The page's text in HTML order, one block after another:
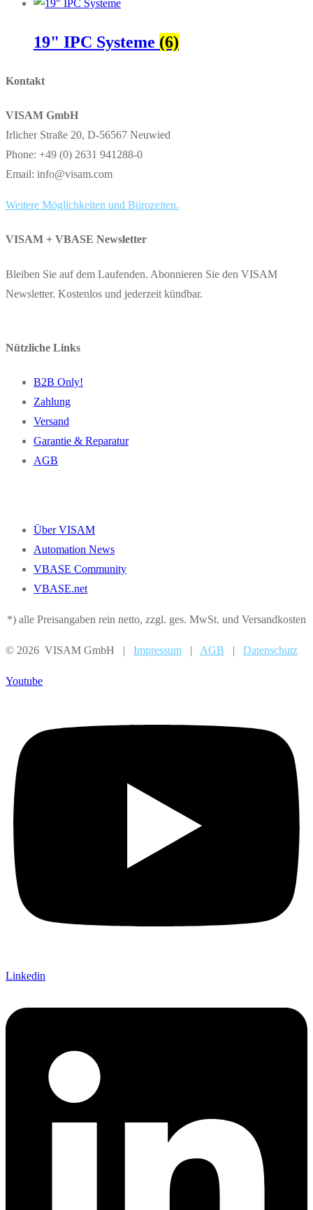
19" IPC Systeme (6)
Kontakt
VISAM GmbH
Irlicher Straße 20, D-56567 Neuwied
Phone: +49 (0) 2631 941288-0
Email: info@visam.com
Weitere Möglichkeiten und Bürozeiten.
VISAM + VBASE Newsletter
Bleiben Sie auf dem Laufenden. Abonnieren Sie den VISAM
Newsletter. Kostenlos und jederzeit kündbar.
Nützliche Links
B2B Only!
Zahlung
Versand
Garantie & Reparatur
AGB
Über VISAM
Automation News
VBASE Community
VBASE.net
*) alle Preisangaben rein netto, zzgl. ges. MwSt. und Versandkosten
© 2026 VISAM GmbH | Impressum | AGB | Datenschutz
Youtube
Linkedin